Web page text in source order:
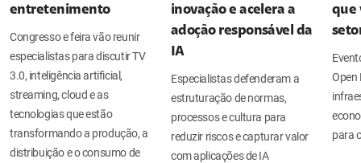
entretenimento
Congresso e feira vão reunir
especialistas para discutir TV
3.0, inteligência artificial,
streaming, cloud e as
tecnologias que estão
transformando a produção, a
distribuição e o consumo de
inovação e acelera a
adoção responsável da
IA
Especialistas defenderam a
estruturação de normas,
processos e cultura para
reduzir riscos e capturar valor
com aplicações de IA
que
Open
para